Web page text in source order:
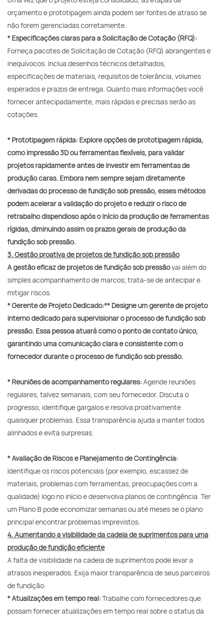
orçamento e prototipagem ainda podem ser fontes de atraso se
não forem gerenciadas corretamente.
* Especificações claras para a Solicitação de Cotação (RFQ):
Forneça pacotes de Solicitação de Cotação (RFQ) abrangentes e
inequívocos. Inclua desenhos técnicos detalhados,
especificações de materiais, requisitos de tolerância, volumes
esperados e prazos de entrega. Quanto mais informações você
fornecer antecipadamente, mais rápidas e precisas serão as
cotações.
* Prototipagem rápida: Explore opções de prototipagem rápida,
como impressão 3D ou ferramentas flexíveis, para validar
projetos rapidamente antes de investir em ferramentas de
produção caras. Embora nem sempre sejam diretamente
derivadas do processo de fundição sob pressão, esses métodos
podem acelerar a validação do projeto e reduzir o risco de
retrabalho dispendioso após o início da produção de ferramentas
rígidas, diminuindo assim os prazos gerais de produção da
fundição sob pressão.
3. Gestão proativa de projetos de fundição sob pressão
A gestão eficaz de projetos de fundição sob pressãovai além do
simples acompanhamento de marcos; trata-se de antecipar e
mitigar riscos.
* Gerente de Projeto Dedicado:** Designe um gerente de projeto
interno dedicado para supervisionar o processo de fundição sob
pressão. Essa pessoa atuará como o ponto de contato único,
garantindo uma comunicação clara e consistente com o
fornecedor durante o processo de fundição sob pressão.
* Reuniões de acompanhamento regulares:Agende reuniões
regulares, talvez semanais, com seu fornecedor. Discuta o
progresso, identifique gargalos e resolva proativamente
quaisquer problemas. Essa transparência ajuda a manter todos
alinhados e evita surpresas.
* Avaliação de Riscos e Planejamento de Contingência:
Identifique os riscos potenciais (por exemplo, escassez de
materiais, problemas com ferramentas, preocupações com a
qualidade) logo no início e desenvolva planos de contingência. Ter
um Plano B pode economizar semanas ou até meses se o plano
principal encontrar problemas imprevistos.
4. Aumentando a visibilidade da cadeia de suprimentos para uma
produção de fundição eficiente
A falta de visibilidade na cadeia de suprimentos pode levar a
atrasos inesperados. Exija maior transparência de seus parceiros
de fundição.
* Atualizações em tempo real:Trabalhe com fornecedores que
possam fornecer atualizações em tempo real sobre o status da